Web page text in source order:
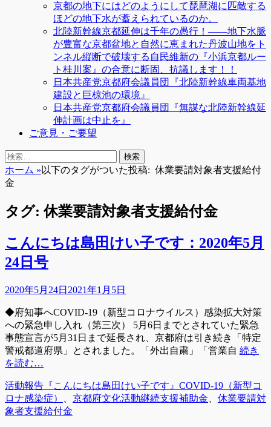
京都の地下にはどのようにして琵琶湖に匹敵する
ほどの地下水が蓄えられているのか。
北陸新幹線京都延伸は千年の愚行！――地下水脈
が豊富な京都盆地と自然に恵まれた丹波山地をト
ンネル縦断で破壊する自民維新の『小浜京都ルー
ト桂川案』の合意に断固、抗議します！！
日本共産党京都府会議員団『北陸新幹線車両基地
建設と巨椋池の環境』
日本共産党京都府会議員団『無謀な北陸新幹線延
伸計画は中止を』
ご意見・ご要望
検
索
検
索:
ホーム »以下のタグがついた投稿: 休業要請対象者支援給付
金
タグ:休業要請対象者支援給付金
こんにちは島田けい子です：2020年5月
24日号
投
日
2020年5月24日 2021年1月5日
◆府知事へCOVID-19（新型コロナウイルス）感染拡大対策
への緊急申し入れ（第三次） 5月6日までとされていた緊急
事態宣言が5月31日まで延長され、京都府は引き続き「特定
警戒都道府県」とされました。「外出自粛」「営業自 続き
を読む…
カ
テ
ゴ
活動報告『こんにちは島田けい子です』 タ
グ
COVID-19（新型コ
ロナ感染症）
京都府文化活動継続支援補助金
休業要請対
象者支援給付金